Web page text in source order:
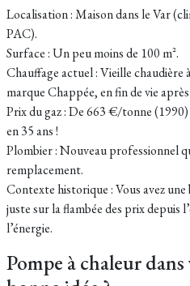
Localisation : Maison dans le Var
PAC).
Surface : Un peu moins de 100 m².
Chauffage actuel : Vieille chaudière
marque Chappée, en fin de vie
Prix du gaz : De 663 €/tonne
en 35 ans !
Plombier : Nouveau professionnel
remplacement.
Contexte historique : Vous avez
juste sur la flambée des prix depuis
l’énergie.
Pompe à chaleur